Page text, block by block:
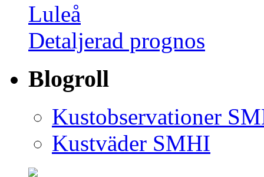
Luleå
Detaljerad prognos
Blogroll
Kustobservationer
Kustväder SMHI